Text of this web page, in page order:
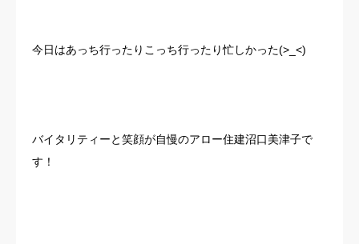
今日はあっち行ったりこっち行ったり忙しかった(>_<)
バイタリティーと笑顔が自慢のアロー住建沼口美津子で
す！
施工事例